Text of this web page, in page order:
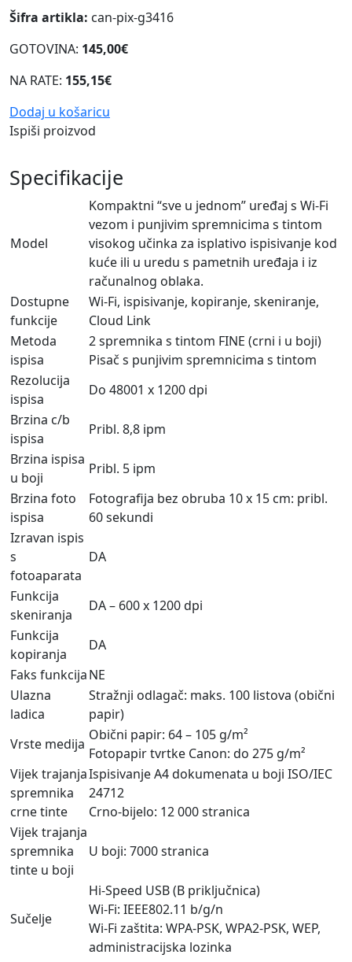
Šifra artikla: can-pix-g3416
GOTOVINA: 145,00€
NA RATE: 155,15€
Dodaj u košaricu
Ispiši proizvod
Specifikacije
Model
Kompaktni “sve u jednom” uređaj s Wi-Fi
vezom i punjivim spremnicima s tintom
visokog učinka za isplativo ispisivanje kod
kuće ili u uredu s pametnih uređaja i iz
računalnog oblaka.
Dostupne
funkcije
Wi-Fi, ispisivanje, kopiranje, skeniranje,
Cloud Link
Metoda
ispisa
2 spremnika s tintom FINE (crni i u boji)
Pisač s punjivim spremnicima s tintom
Rezolucija
ispisa
Do 48001 x 1200 dpi
Brzina c/b
ispisa
Pribl. 8,8 ipm
Brzina ispisa
u boji
Pribl. 5 ipm
Brzina foto
ispisa
Fotografija bez obruba 10 x 15 cm: pribl.
60 sekundi
Izravan ispis
s
fotoaparata
DA
Funkcija
skeniranja
DA – 600 x 1200 dpi
Funkcija
kopiranja
DA
Faks funkcijaNE
Ulazna
ladica
Stražnji odlagač: maks. 100 listova (obični
papir)
Vrste medija
Obični papir: 64 – 105 g/m²
Fotopapir tvrtke Canon: do 275 g/m²
Vijek trajanja
spremnika
crne tinte
Ispisivanje A4 dokumenata u boji ISO/IEC
24712
Crno-bijelo: 12 000 stranica
Vijek trajanja
spremnika
tinte u boji
U boji: 7000 stranica
Sučelje
Hi-Speed USB (B priključnica)
Wi-Fi: IEEE802.11 b/g/n
Wi-Fi zaštita: WPA-PSK, WPA2-PSK, WEP,
administracijska lozinka